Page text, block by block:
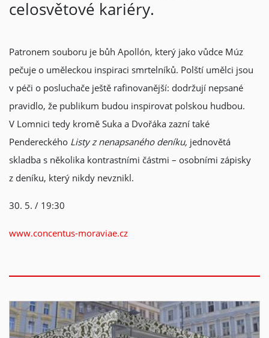
celosvětové kariéry.
Patronem souboru je bůh Apollón, který jako vůdce Múz
pečuje o uměleckou inspiraci smrtelníků. Polští umělci jsou
v péči o posluchače ještě rafinovanější: dodržují nepsané
pravidlo, že publikum budou inspirovat polskou hudbou.
V Lomnici tedy kromě Suka a Dvořáka zazní také
Pendereckého Listy z nenapsaného deníku, jednovětá
skladba s několika kontrastními částmi – osobními zápisky
z deníku, který nikdy nevznikl.
30. 5. / 19:30
www.concentus-moraviae.cz